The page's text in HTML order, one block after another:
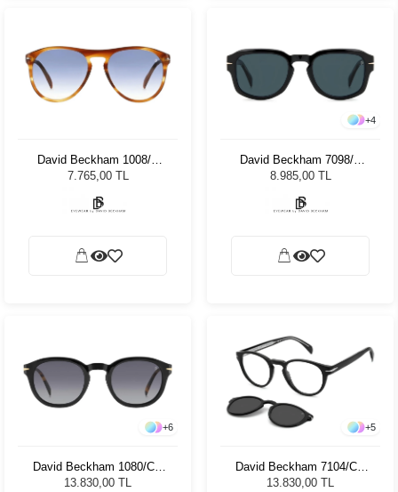
David Beckham 1008/S
EX4 55 Unisex Güneş
Gözlüğü
7.765,00 TL
+4
David Beckham 7098/S
807KU 51 Unisex Güneş
Gözlüğü
8.985,00 TL
+6
David Beckham 1080/CS
WR799 49 Unisex Güneş
13.830,00 TL
+5
David Beckham 7104/CS
80749 Unisex Güneş
13.830,00 TL